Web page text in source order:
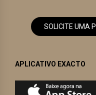
SOLICITE UMA
APLICATIVO EXACTO